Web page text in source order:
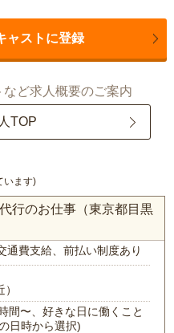
ャストに登録
ど求人概要のご案内
TOP
います)
行のお仕事（東京都目黒
通費支給、前払い制度あり
間〜、好きな日に働くこと
日時から選択)